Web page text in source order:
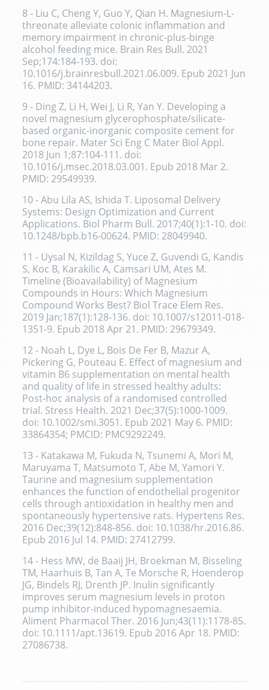
8 - Liu C, Cheng Y, Guo Y, Qian H. Magnesium-L-
threonate alleviate colonic inflammation and
memory impairment in chronic-plus-binge
alcohol feeding mice. Brain Res Bull. 2021
Sep;174:184-193. doi:
10.1016/j.brainresbull.2021.06.009. Epub 2021 Jun
16. PMID: 34144203.
9 - Ding Z, Li H, Wei J, Li R, Yan Y. Developing a
novel magnesium glycerophosphate/silicate-
based organic-inorganic composite cement for
bone repair. Mater Sci Eng C Mater Biol Appl.
2018 Jun 1;87:104-111. doi:
10.1016/j.msec.2018.03.001. Epub 2018 Mar 2.
PMID: 29549939.
10 - Abu Lila AS, Ishida T. Liposomal Delivery
Systems: Design Optimization and Current
Applications. Biol Pharm Bull. 2017;40(1):1-10. doi:
10.1248/bpb.b16-00624. PMID: 28049940.
11 - Uysal N, Kizildag S, Yuce Z, Guvendi G, Kandis
S, Koc B, Karakilic A, Camsari UM, Ates M.
Timeline (Bioavailability) of Magnesium
Compounds in Hours: Which Magnesium
Compound Works Best? Biol Trace Elem Res.
2019 Jan;187(1):128-136. doi: 10.1007/s12011-018-
1351-9. Epub 2018 Apr 21. PMID: 29679349.
12 - Noah L, Dye L, Bois De Fer B, Mazur A,
Pickering G, Pouteau E. Effect of magnesium and
vitamin B6 supplementation on mental health
and quality of life in stressed healthy adults:
Post-hoc analysis of a randomised controlled
trial. Stress Health. 2021 Dec;37(5):1000-1009.
doi: 10.1002/smi.3051. Epub 2021 May 6. PMID:
33864354; PMCID: PMC9292249.
13 - Katakawa M, Fukuda N, Tsunemi A, Mori M,
Maruyama T, Matsumoto T, Abe M, Yamori Y.
Taurine and magnesium supplementation
enhances the function of endothelial progenitor
cells through antioxidation in healthy men and
spontaneously hypertensive rats. Hypertens Res.
2016 Dec;39(12):848-856. doi: 10.1038/hr.2016.86.
Epub 2016 Jul 14. PMID: 27412799.
14 - Hess MW, de Baaij JH, Broekman M, Bisseling
TM, Haarhuis B, Tan A, Te Morsche R, Hoenderop
JG, Bindels RJ, Drenth JP. Inulin significantly
improves serum magnesium levels in proton
pump inhibitor-induced hypomagnesaemia.
Aliment Pharmacol Ther. 2016 Jun;43(11):1178-85.
doi: 10.1111/apt.13619. Epub 2016 Apr 18. PMID:
27086738.